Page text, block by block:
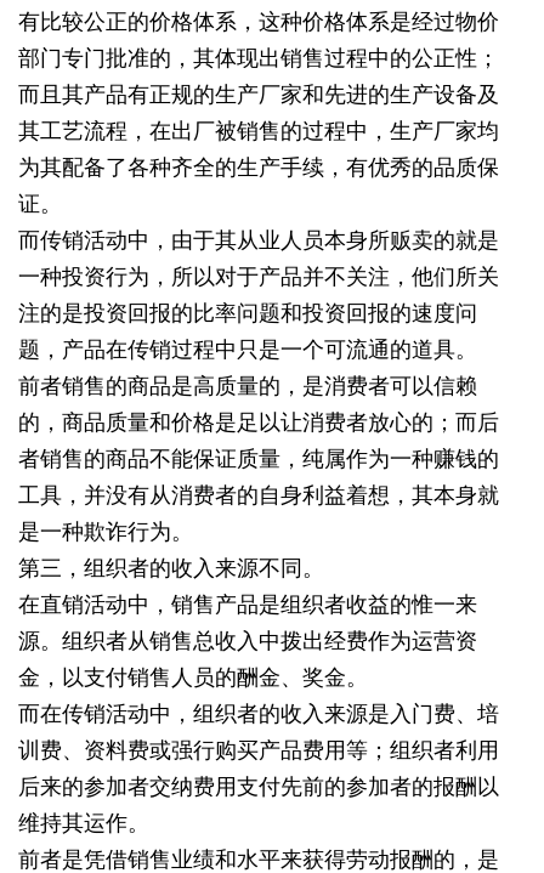
有比较公正的价格体系，这种价格体系是经过物价
部门专门批准的，其体现出销售过程中的公正性；
而且其产品有正规的生产厂家和先进的生产设备及
其工艺流程，在出厂被销售的过程中，生产厂家均
为其配备了各种齐全的生产手续，有优秀的品质保
证。
而传销活动中，由于其从业人员本身所贩卖的就是
一种投资行为，所以对于产品并不关注，他们所关
注的是投资回报的比率问题和投资回报的速度问
题，产品在传销过程中只是一个可流通的道具。
前者销售的商品是高质量的，是消费者可以信赖
的，商品质量和价格是足以让消费者放心的；而后
者销售的商品不能保证质量，纯属作为一种赚钱的
工具，并没有从消费者的自身利益着想，其本身就
是一种欺诈行为。
第三，组织者的收入来源不同。
在直销活动中，销售产品是组织者收益的惟一来
源。组织者从销售总收入中拨出经费作为运营资
金，以支付销售人员的酬金、奖金。
而在传销活动中，组织者的收入来源是入门费、培
训费、资料费或强行购买产品费用等；组织者利用
后来的参加者交纳费用支付先前的参加者的报酬以
维持其运作。
前者是凭借销售业绩和水平来获得劳动报酬的，是